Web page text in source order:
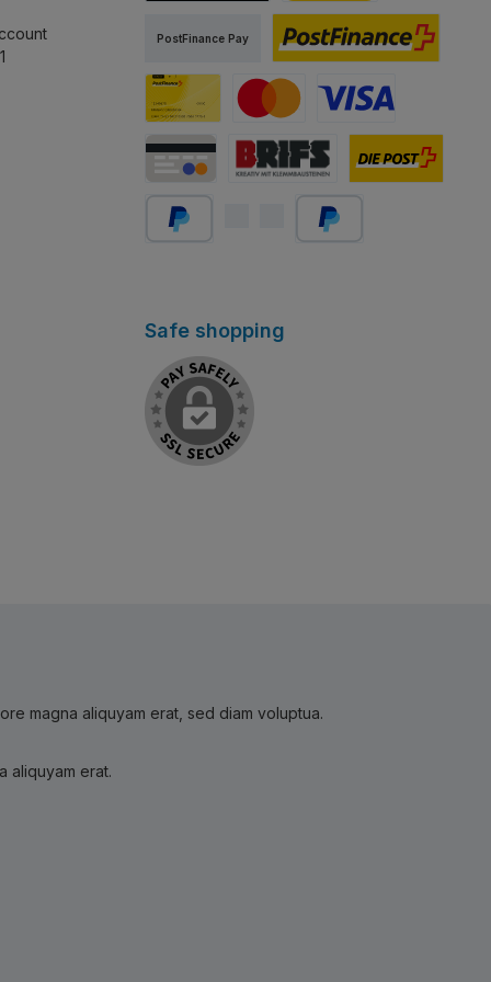
PostFinance Pay
PostFinance Pay
Safe shopping
magna aliquyam erat, sed diam voluptua.
aliquyam erat.